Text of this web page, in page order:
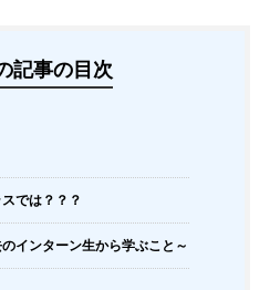
記事の目次
では？？？
インターン生から学ぶこと～